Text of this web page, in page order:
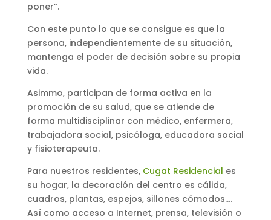
poner”.
Con este punto lo que se consigue es que la
persona, independientemente de su situación,
mantenga el poder de decisión sobre su propia
vida.
Asimmo, participan de forma activa en la
promoción de su salud, que se atiende de
forma multidisciplinar con médico, enfermera,
trabajadora social, psicóloga, educadora social
y fisioterapeuta.
Para nuestros residentes, Cugat Residencial es
su hogar, la decoración del centro es cálida,
cuadros, plantas, espejos, sillones cómodos….
Así como acceso a Internet, prensa, televisión o